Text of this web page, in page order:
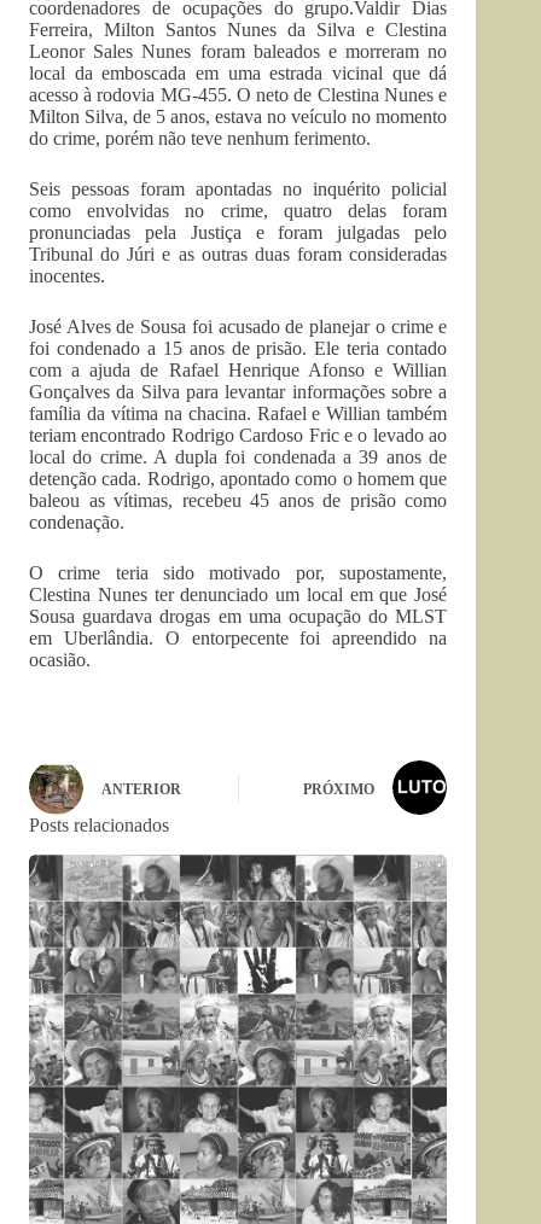
coordenadores de ocupações do grupo.Valdir Dias
Ferreira, Milton Santos Nunes da Silva e Clestina
Leonor Sales Nunes foram baleados e morreram no
local da emboscada em uma estrada vicinal que dá
acesso à rodovia MG-455. O neto de Clestina Nunes e
Milton Silva, de 5 anos, estava no veículo no momento
do crime, porém não teve nenhum ferimento.
Seis pessoas foram apontadas no inquérito policial
como envolvidas no crime, quatro delas foram
pronunciadas pela Justiça e foram julgadas pelo
Tribunal do Júri e as outras duas foram consideradas
inocentes.
José Alves de Sousa foi acusado de planejar o crime e
foi condenado a 15 anos de prisão. Ele teria contado
com a ajuda de Rafael Henrique Afonso e Willian
Gonçalves da Silva para levantar informações sobre a
família da vítima na chacina. Rafael e Willian também
teriam encontrado Rodrigo Cardoso Fric e o levado ao
local do crime. A dupla foi condenada a 39 anos de
detenção cada. Rodrigo, apontado como o homem que
baleou as vítimas, recebeu 45 anos de prisão como
condenação.
O crime teria sido motivado por, supostamente,
Clestina Nunes ter denunciado um local em que José
Sousa guardava drogas em uma ocupação do MLST
em Uberlândia. O entorpecente foi apreendido na
ocasião.
ANTERIOR PRÓXIMO
Posts relacionados